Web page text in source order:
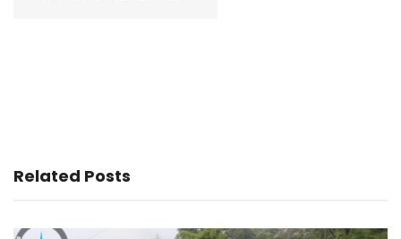
Related Posts